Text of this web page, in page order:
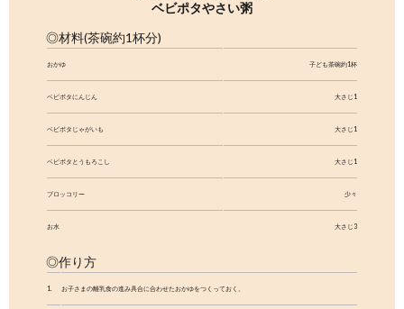
べビポタ大さじ1に対し、湯冷ま
け。 水分量によってマッシュ状
ろいろな料理に使えます。